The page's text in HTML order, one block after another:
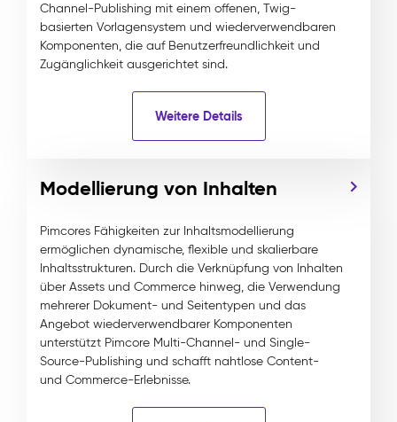
Channel-Publishing mit einem offenen, Twig-
basierten Vorlagensystem und wiederverwendbaren
Komponenten, die auf Benutzerfreundlichkeit und
Zugänglichkeit ausgerichtet sind.
Weitere Details
Modellierung von Inhalten
Pimcores Fähigkeiten zur Inhaltsmodellierung
ermöglichen dynamische, flexible und skalierbare
Inhaltsstrukturen. Durch die Verknüpfung von Inhalten
über Assets und Commerce hinweg, die Verwendung
mehrerer Dokument- und Seitentypen und das
Angebot wiederverwendbarer Komponenten
unterstützt Pimcore Multi-Channel- und Single-
Source-Publishing und schafft nahtlose Content-
und Commerce-Erlebnisse.